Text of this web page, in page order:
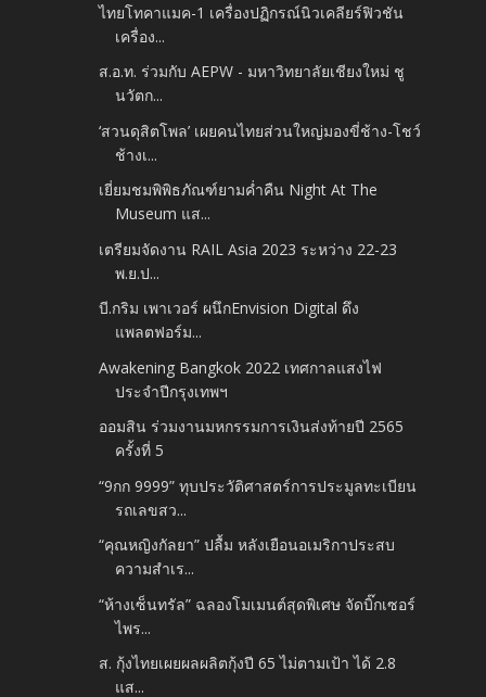
ไทยโทคาแมค-1 เครื่องปฏิกรณ์นิวเคลียร์ฟิวชัน
เครื่อง...
ส.อ.ท. ร่วมกับ AEPW - มหาวิทยาลัยเชียงใหม่ ชู
นวัตก...
‘สวนดุสิตโพล’ เผยคนไทยส่วนใหญ่มองขี่ช้าง-โชว์
ช้างเ...
เยี่ยมชมพิพิธภัณฑ์ยามค่ำคืน Night At The
Museum แส...
เตรียมจัดงาน RAIL Asia 2023 ระหว่าง 22-23
พ.ย.ป...
บี.กริม เพาเวอร์ ผนึกEnvision Digital ดึง
แพลตฟอร์ม...
Awakening Bangkok 2022 เทศกาลแสงไฟ
ประจำปีกรุงเทพฯ
ออมสิน ร่วมงานมหกรรมการเงินส่งท้ายปี 2565
ครั้งที่ 5
“9กก 9999” ทุบประวัติศาสตร์การประมูลทะเบียน
รถเลขสว...
“คุณหญิงกัลยา” ปลื้ม หลังเยือนอเมริกาประสบ
ความสำเร...
“ห้างเซ็นทรัล” ฉลองโมเมนต์สุดพิเศษ จัดบิ๊กเซอร์
ไพร...
ส. กุ้งไทยเผยผลผลิตกุ้งปี 65 ไม่ตามเป้า ได้ 2.8
แส...